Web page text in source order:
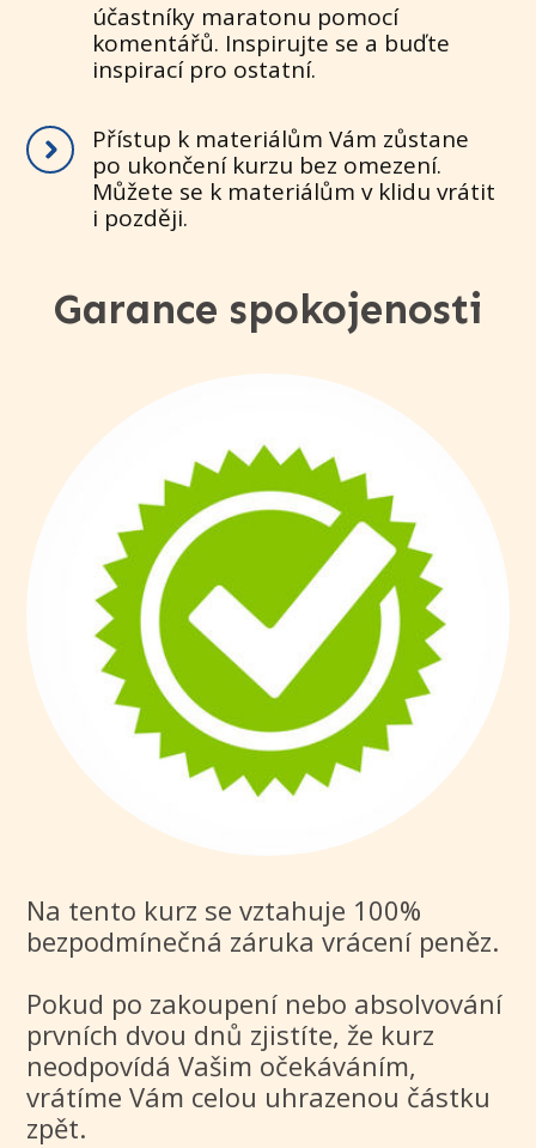
účastníky maratonu pomocí
komentářů. Inspirujte se a buďte
inspirací pro ostatní.
Přístup k materiálům Vám zůstane
po ukončení kurzu bez omezení.
Můžete se k materiálům v klidu vrátit
i později.
Garance spokojenosti
Na tento kurz se vztahuje 100%
bezpodmínečná záruka vrácení peněz.
Pokud po zakoupení nebo absolvování
prvních dvou dnů zjistíte, že kurz
neodpovídá Vašim očekáváním,
vrátíme Vám celou uhrazenou částku
zpět.